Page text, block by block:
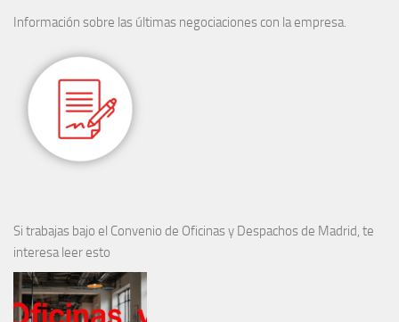
Información sobre las últimas negociaciones con la empresa.
Si trabajas bajo el Convenio de Oficinas y Despachos de Madrid, te
interesa leer esto